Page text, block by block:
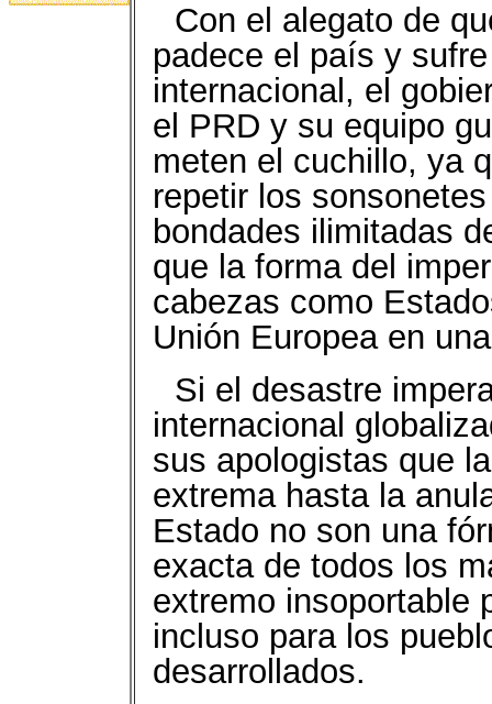
Con el alegato de
padece el país y
internacional, el
el PRD y su equipo
meten el cuchillo, ya
repetir los
bondades ilimitadas
que la forma del
cabezas como
Unión Europea en
Si el desastre
internacional
sus apologistas que
extrema hasta la
Estado no son una
exacta de todos los
extremo insoportable
incluso para los
desarrollados.